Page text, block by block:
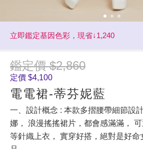
立即鑑定基因色彩，現省↓1,240
鑑定價 $2,860
定價 $4,100
電電裙-蒂芬妮藍
一、設計概念 : 本款多摺腰帶細節設
娜， 浪漫搖搖裙片，都會感滿滿，
等針織上衣， 實穿好搭，絕對是好命